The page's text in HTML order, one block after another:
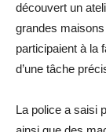
découvert un
grandes
participaient à la
d’une tâche
La police a saisi